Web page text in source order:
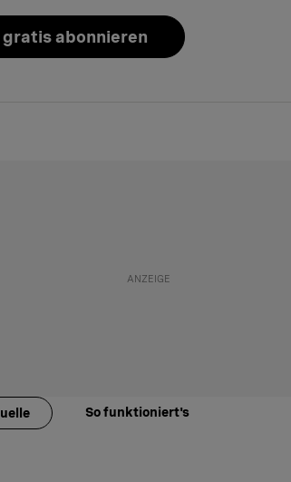
abonnieren
So funktioniert's